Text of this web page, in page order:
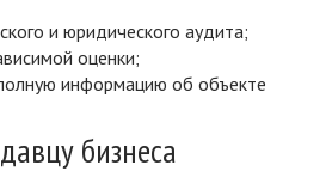
и юридического аудита;
оценки;
информацию об объекте
бизнеса